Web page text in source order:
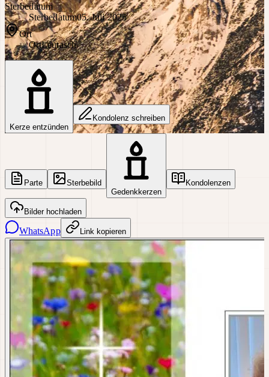
Sterbedatum
Sterbedatum05. Juli 2025
Ort
OrtLeutasch
Kerze entzünden
Kondolenz schreiben
Parte
Sterbebild
Gedenkkerzen
Kondolenzen
Bilder hochladen
WhatsApp Link kopieren